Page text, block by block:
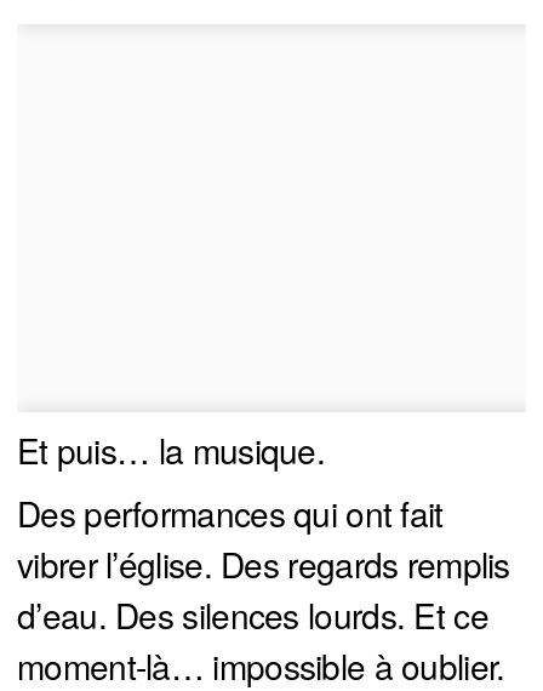
Et puis… la musique.
Des performances qui ont fait
vibrer l’église. Des regards remplis
d’eau. Des silences lourds. Et ce
moment-là… impossible à oublier.